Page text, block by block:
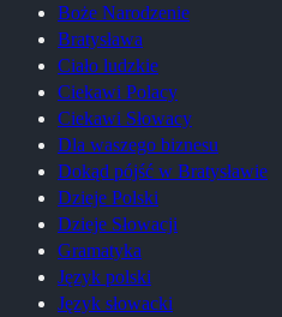
Boże Narodzenie
Bratysława
Ciało ludzkie
Ciekawi Polacy
Ciekawi Słowacy
Dla waszego biznesu
Dokąd pójść w Bratysławie
Dzieje Polski
Dzieje Słowacji
Gramatyka
Język polski
Język słowacki